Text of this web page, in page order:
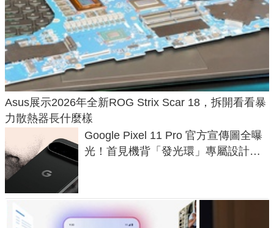
Asus展示2026年全新ROG Strix Scar 18，拆開看看暴
力散熱器長什麼樣
Google Pixel 11 Pro 官方宣傳圖全曝
光！首見機背「發光環」專屬設計、